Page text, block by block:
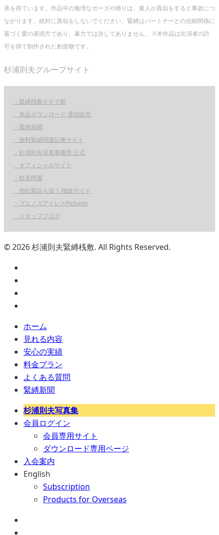
承を得ています。作品中の無理なポーズや縛りは、素人が真似をすると事故につ
ながります。絶対に真似をしないでください。緊縛はパートナーとの信頼関係に
基づく愛の表現方であり、暴力では決してありません。 ※本作品は出演者の許
可を得て制作された創造物です。
杉浦則夫グループサイト
・緊縛桟敷キネマ館
単品ダウンロード 通信販売
・緊縛新聞
無料緊縛関連記事サイト
・杉浦則夫写真事務所 公式
オフィシャルサイト
・耽美問屋
他社製品も扱う 物販サイト
・ブエノスアイレスPictures
スタッフブログ
© 2026 杉浦則夫緊縛桟敷. All Rights Reserved.
ホーム
見れる内容
安心の実績
料金プラン
よくある質問
緊縛新聞
杉浦則夫写真集
会員ログイン
会員専用サイト
ダウンロード専用ページ
入会案内
English
Subscription
Products for Overseas